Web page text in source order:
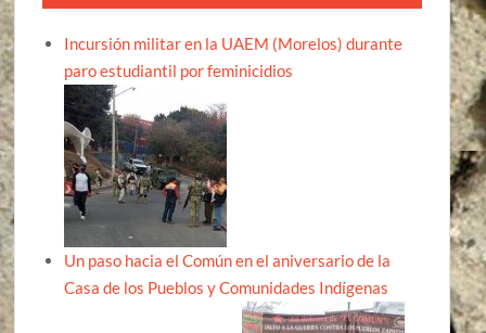
Incursión militar en la UAEM (Morelos) durante
paro estudiantil por feminicidios
Un paso hacia el Común en el aniversario de la
Casa de los Pueblos y Comunidades Indígenas